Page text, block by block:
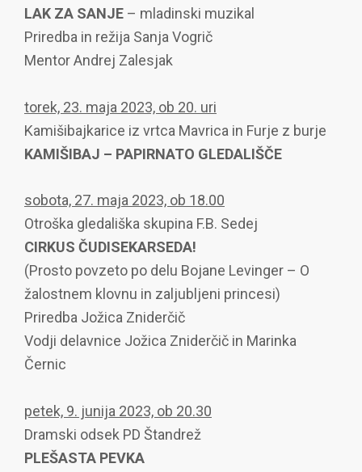
LAK ZA SANJE – mladinski muzikal
Priredba in režija Sanja Vogrič
Mentor Andrej Zalesjak
torek, 23. maja 2023, ob 20. uri
Kamišibajkarice iz vrtca Mavrica in Furje z burje
KAMIŠIBAJ – PAPIRNATO GLEDALIŠČE
sobota, 27. maja 2023, ob 18.00
Otroška gledališka skupina F.B. Sedej
CIRKUS ČUDISEKARSEDA!
(Prosto povzeto po delu Bojane Levinger – O
žalostnem klovnu in zaljubljeni princesi)
Priredba Jožica Zniderčič
Vodji delavnice Jožica Zniderčič in Marinka
Černic
petek, 9. junija 2023, ob 20.30
Dramski odsek PD Štandrež
PLEŠASTA PEVKA